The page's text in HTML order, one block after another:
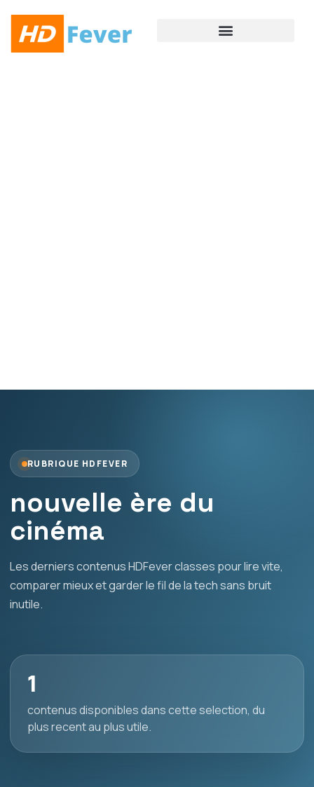
RUBRIQUE HDFEVER
nouvelle ère du
cinéma
Les derniers contenus HDFever classes pour lire vite,
comparer mieux et garder le fil de la tech sans bruit
inutile.
1
contenus disponibles dans cette selection, du
plus recent au plus utile.